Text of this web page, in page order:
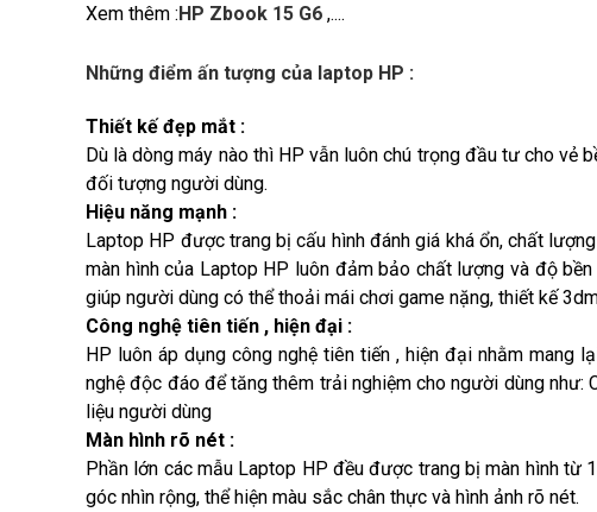
Xem thêm :HP Zbook 15 G6 ,....
Những điểm ấn tượng của laptop HP :
Thiết kế đẹp mắt :
Dù là dòng máy nào thì HP vẫn luôn chú trọng đầu tư cho vẻ
đối tượng người dùng.
Hiệu năng mạnh :
Laptop HP được trang bị cấu hình đánh giá khá ổn, chất
màn hình của Laptop HP luôn đảm bảo chất lượng và độ
giúp người dùng có thể thoải mái chơi game nặng, thiết kế
Công nghệ tiên tiến , hiện đại :
HP luôn áp dụng công nghệ tiên tiến , hiện đại nhằm mang
nghệ độc đáo để tăng thêm trải nghiệm cho người dùng như:
liệu người dùng
Màn hình rõ nét :
Phần lớn các mẫu Laptop HP đều được trang bị màn hình
góc nhìn rộng, thể hiện màu sắc chân thực và hình ảnh rõ nét.